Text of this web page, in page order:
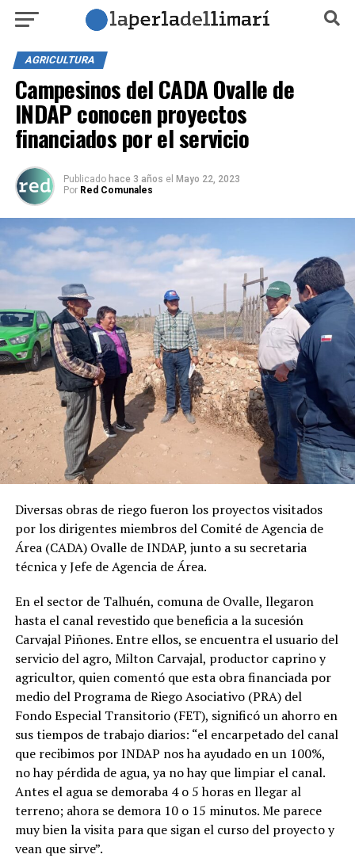
AGRICULTURA
Campesinos del CADA Ovalle de
INDAP conocen proyectos
financiados por el servicio
Publicado hace 3 años el Mayo 22, 2023
Por Red Comunales
Diversas obras de riego fueron los proyectos visitados
por los dirigentes miembros del Comité de Agencia de
Área (CADA) Ovalle de INDAP, junto a su secretaria
técnica y Jefe de Agencia de Área.
En el sector de Talhuén, comuna de Ovalle, llegaron
hasta el canal revestido que beneficia a la sucesión
Carvajal Piñones. Entre ellos, se encuentra el usuario del
servicio del agro, Milton Carvajal, productor caprino y
agricultor, quien comentó que esta obra financiada por
medio del Programa de Riego Asociativo (PRA) del
Fondo Especial Transitorio (FET), significó un ahorro en
sus tiempos de trabajo diarios: “el encarpetado del canal
que recibimos por INDAP nos ha ayudado en un 100%,
no hay pérdida de agua, ya no hay que limpiar el canal.
Antes el agua se demoraba 4 o 5 horas en llegar al
terreno; ahora se demora 10 o 15 minutos. Me parece
muy bien la visita para que sigan el curso del proyecto y
vean que sirve”.